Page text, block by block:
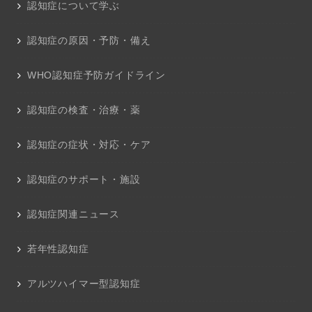
認知症について学ぶ
認知症の原因・予防・備え
WHO認知症予防ガイドライン
認知症の検査・治療・薬
認知症の症状・対応・ケア
認知症のサポート・施設
認知症関連ニュース
若年性認知症
アルツハイマー型認知症